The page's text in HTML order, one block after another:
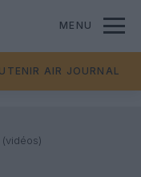
MENU
AIR JOURNAL